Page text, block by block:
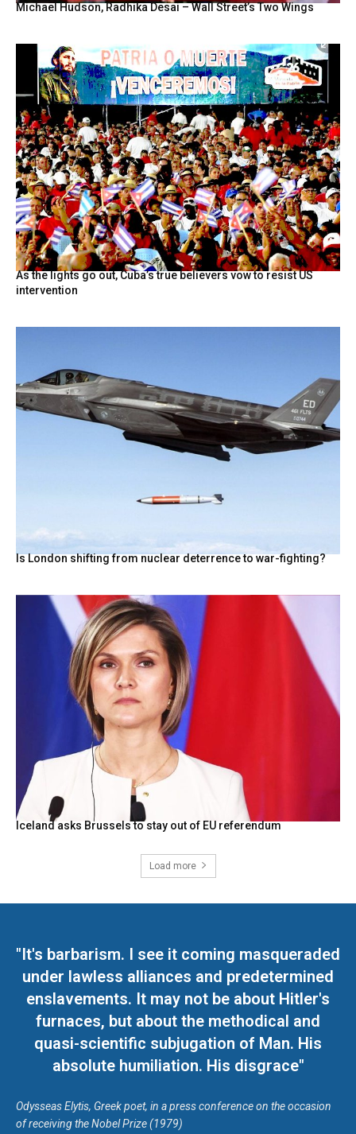
Michael Hudson, Radhika Desai – Wall Street’s Two Wings
As the lights go out, Cuba’s true believers vow to resist US
intervention
Is London shifting from nuclear deterrence to war-fighting?
Iceland asks Brussels to stay out of EU referendum
Load more
"It's barbarism. I see it coming masqueraded
under lawless alliances and predetermined
enslavements. It may not be about Hitler's
furnaces, but about the methodical and
quasi-scientific subjugation of Man. His
absolute humiliation. His disgrace"
Odysseas Elytis, Greek poet, in a press conference on the occasion
of receiving the Nobel Prize (1979)